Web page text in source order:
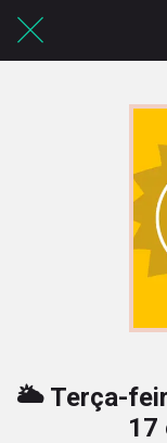
🌥️ Terça-
17